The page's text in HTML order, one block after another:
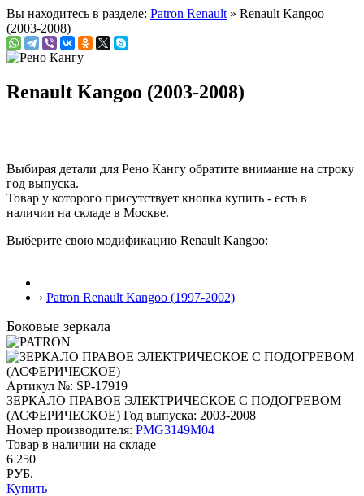
Вы находитесь в разделе: Patron Renault » Renault Kangoo
(2003-2008)
Renault Kangoo (2003-2008)
Выбирая детали для Рено Кангу обратите внимание на строку
год выпуска.
Товар у которого присутствует кнопка купить - есть в
наличии на складе в Москве.
Выберите свою модификацию Renault Kangoo:
› Patron Renault Kangoo (1997-2002)
Боковые зеркала
Артикул №: SP-17919
ЗЕРКАЛО ПРАВОЕ ЭЛЕКТРИЧЕСКОЕ С ПОДОГРЕВОМ
(АСФЕРИЧЕСКОЕ) Год выпуска: 2003-2008
Номер производителя: PMG3149M04
Товар в наличии на складе
6 250
РУБ.
Купить